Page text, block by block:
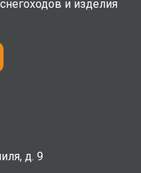
и изделия
д. 9